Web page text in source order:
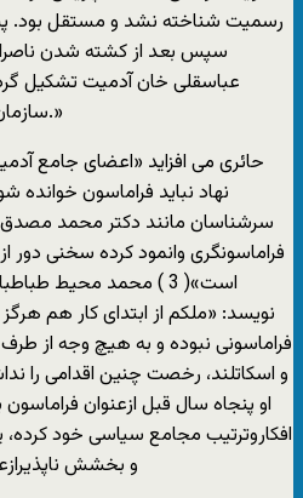
رسمیت شناخته نشد و مستقل بود.
سپس بعد از کشته شدن
عباسقلی خان آدمیت تشکیل
سازمان های جهانی فراماسونی نبودند.»
حائری می افزاید «اعضای جامع
نهاد نباید فراماسون خوانده
سرشناسان مانند دکتر محمد مصدق
فراماسونگری وانمود کرده سخنی دور
است»( 3 ) محمد محیط
نویسد: «ملکم از ابتدای کار هم
فراماسونی نبوده و به هیچ وجه از
و اسکاتلند، رخصت چنین اقدامی را
او پنجاه سال قبل ازعنوان
افکاروترتیب مجامع سیاسی خود کرده،
و بخشش